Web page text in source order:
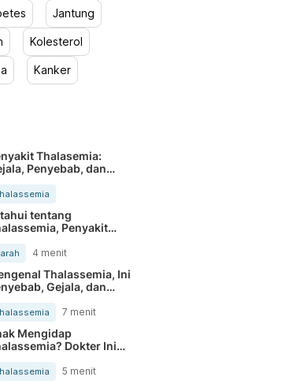
Jantung
Kolesterol
Kanker
Thalasemia:
Penyebab, dan
tentang
Penyakit
4 menit
Thalassemia, Ini
Gejala, dan
7 menit
Mengidap
Dokter Ini
5 menit